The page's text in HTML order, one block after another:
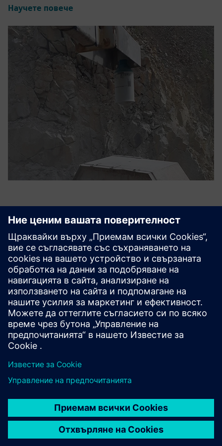
Научете повече
Партньорска екосистема
Над 1000 продукта и броят им
расте
Докато Siemens предлага широки продукти, решения и
услуги, основна част от нашия модел е да работим в
партньори увеличават това, което предлагаме, така че
винаги да имате на разположение надеждно решение.
Нека напреднем в производството - като дадем
възможност на екосистемата да проектира,
произвежда и използва приложения за добавки в
различните индустрии.